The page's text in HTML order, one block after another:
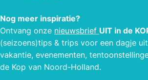
Nog meer inspiratie?
Ontvang onze nieuwsbrief UIT in de
(seizoens)tips & trips voor een dagje
vakantie, evenementen,
de Kop van Noord-Holland.